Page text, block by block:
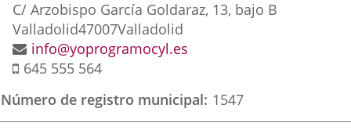
Dirección
postal
C/ Arzobispo García Goldaraz, 13, bajo B
Valladolid47007Valladolid
Dirección
de
electrónico
info@yoprogramocyl.es
Móvil
645 555 564
Número de registro municipal 1547